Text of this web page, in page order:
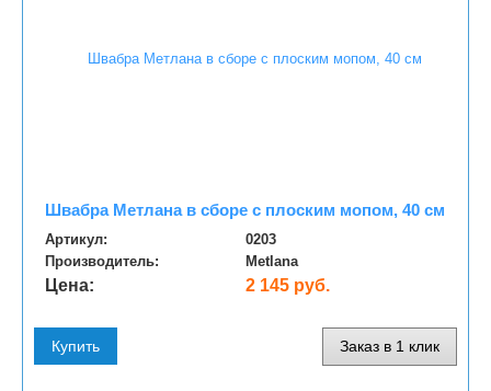
Швабра Метлана в сборе с плоским мопом, 40 см
Артикул:
0203
Производитель:
Metlana
Цена: 2 145 руб.
Купить Заказ в 1 клик